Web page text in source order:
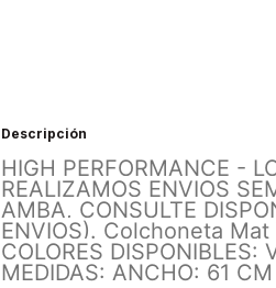
Descripción
HIGH PERFORMANCE -
REALIZAMOS ENVIOS
AMBA, CONSULTE
ENVIOS). Colchoneta
COLORES
MEDIDAS: ANCHO: 61